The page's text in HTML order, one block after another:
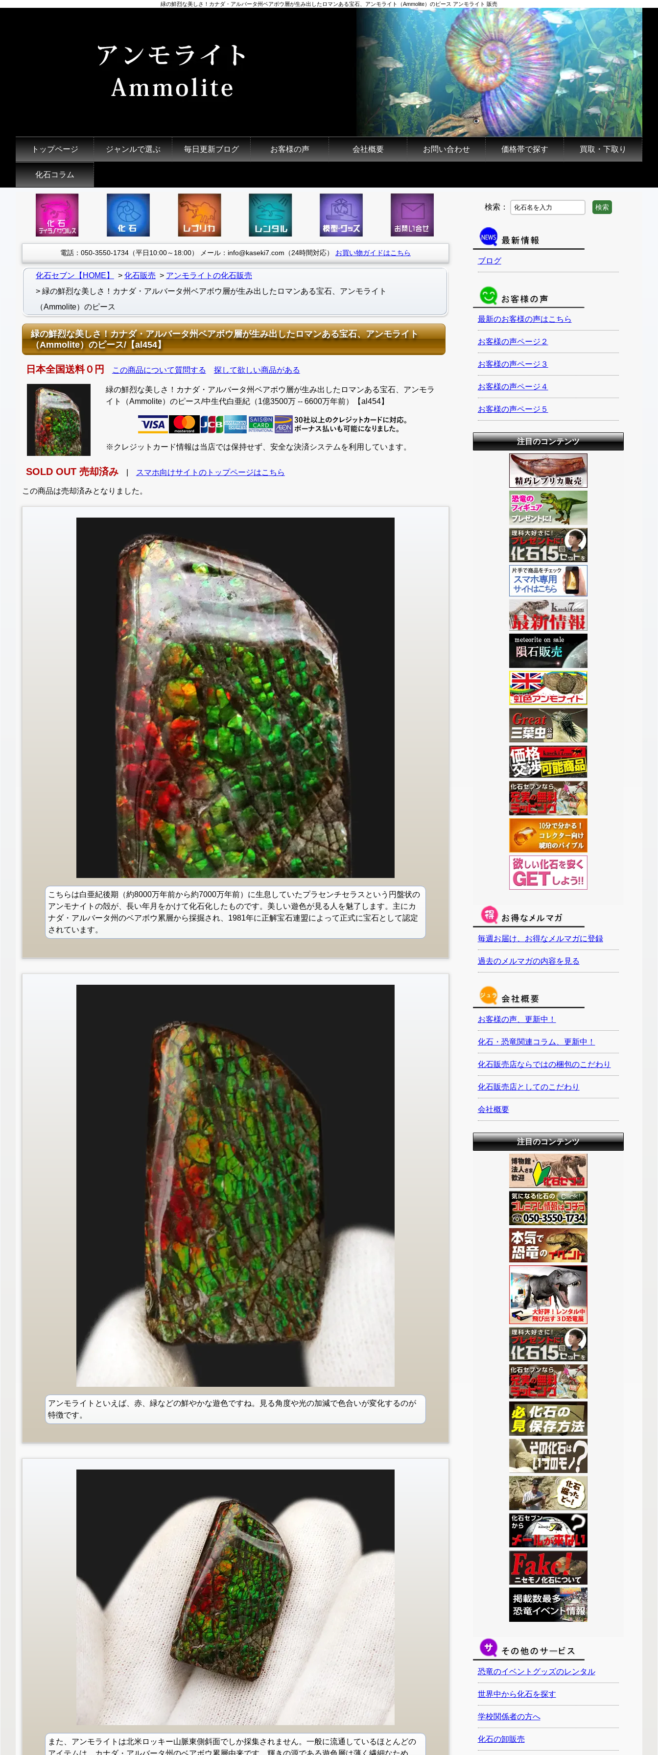
緑の鮮烈な美しさ！カナダ・アルバータ州ベアボウ層が生み出したロマンある宝石、アンモライト（Ammolite）のピース アンモライト 販売
トップページ ジャンルで選ぶ 毎日更新ブログ お客様の声 会社概要 お問い合わせ 価格帯で探す 買取・下取り
化石コラム
電話：050-3550-1734（平日10:00～18:00） メール：info@kaseki7.com（24時間対応） お買い物ガイドはこちら
化石セブン【HOME】 化石販売
アンモライトの化石販売
緑の鮮烈な美しさ！カナダ・アルバータ州ベアボウ層が生み出したロマンある宝石、アンモライト
（Ammolite）のピース
緑の鮮烈な美しさ！カナダ・アルバータ州ベアボウ層が生み出したロマンある宝石、アンモライト
（Ammolite）のピース/【al454】
日本全国送料０円 この商品について質問する 探して欲しい商品がある
緑の鮮烈な美しさ！カナダ・アルバータ州ベアボウ層が生み出したロマンある宝石、アンモラ
イト（Ammolite）のピース/中生代白亜紀（1億3500万 -- 6600万年前）【al454】
※クレジットカード情報は当店では保持せず、安全な決済システムを利用しています。
SOLD OUT 売却済み| スマホ向けサイトのトップページはこちら
この商品は売却済みとなりました。
こちらは白亜紀後期（約8000万年前から約7000万年前）に生息していたプラセンチセラスという円盤状の
アンモナイトの殻が、長い年月をかけて化石化したものです。美しい遊色が見る人を魅了します。主にカ
ナダ・アルバータ州のベアボウ累層から採掘され、1981年に正解宝石連盟によって正式に宝石として認定
されています。
アンモライトといえば、赤、緑などの鮮やかな遊色ですね。見る角度や光の加減で色合いが変化するのが
特徴です。
また、アンモライトは北米ロッキー山脈東側斜面でしか採集されません。一般に流通しているほとんどの
検索： 検索
ブログ
最新のお客様の声はこちら
お客様の声ページ２
お客様の声ページ３
お客様の声ページ４
お客様の声ページ５
注目のコンテンツ
毎週お届け、お得なメルマガに登録
過去のメルマガの内容を見る
お客様の声、更新中！
化石・恐竜関連コラム、更新中！
化石販売店ならではの梱包のこだわり
化石販売店としてのこだわり
会社概要
注目のコンテンツ
恐竜のイベントグッズのレンタル
世界中から化石を探す
学校関係者の方へ
化石の卸販売